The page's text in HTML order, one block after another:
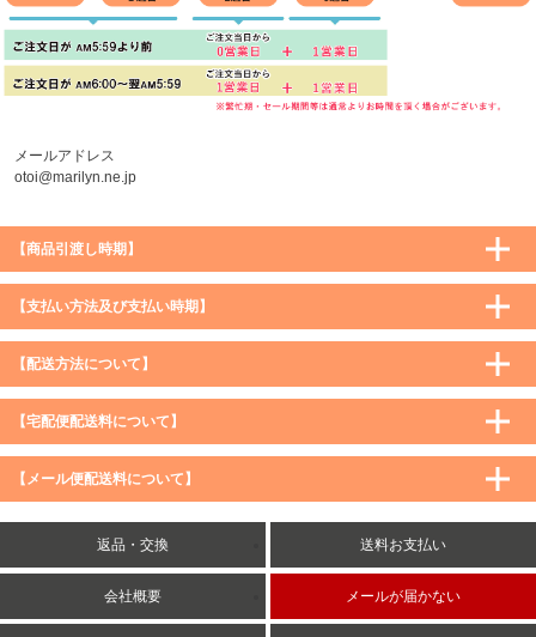
メールアドレス
otoi@marilyn.ne.jp
【商品引渡し時期】
【支払い方法及び支払い時期】
【配送方法について】
【宅配便配送料について】
購入価格 ／ 地域 通常 沖縄・離島など一部地域
5,900円（税込）未満
590円（税込）
【メール便配送料について】
5,900円（税込）以上 送料無料
返品・交換 送料お支払い
会社概要 メールが届かない